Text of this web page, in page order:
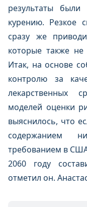
результаты
курению. Резкое
сразу же
которые также не
Итак, на основе
контролю за
лекарственных
моделей оценки
выяснилось, что
содержанием
требованием в
2060 году
отметил он.